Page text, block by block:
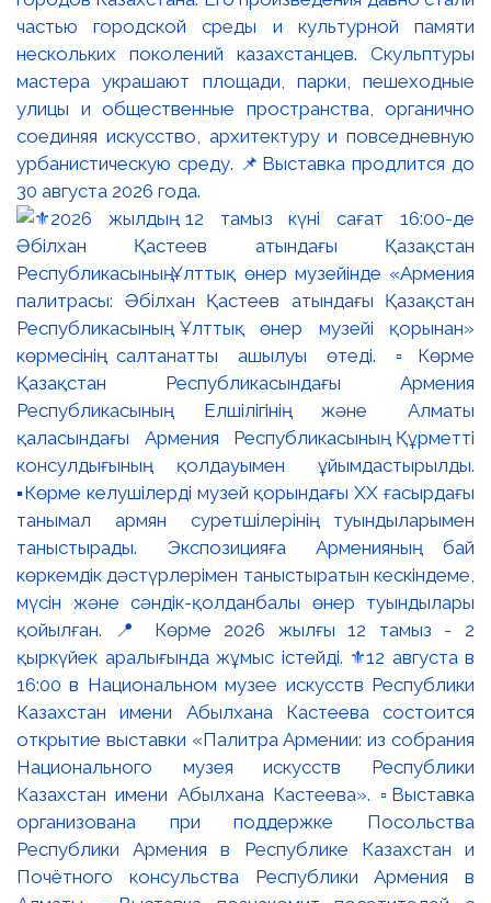
частью городской среды и культурной памяти
нескольких поколений казахстанцев. Скульптуры
мастера украшают площади, парки, пешеходные
улицы и общественные пространства, органично
соединяя искусство, архитектуру и повседневную
урбанистическую среду. 📌Выставка продлится до
30 августа 2026 года.